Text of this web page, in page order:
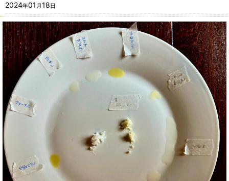
2024年01 月18日